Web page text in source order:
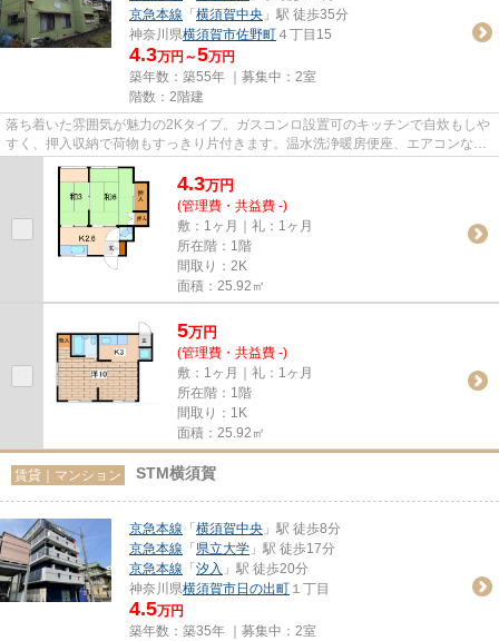
京急本線 「 横須賀中央 」駅 徒歩35分
神奈川県横須賀市佐野町 ４丁目15
4.3万円～5万円
築年数：築55年 ｜募集中： 2室
階数：2階建
落ち着いた雰囲気が魅力の2Kタイプ。ガスコンロ設置可のキッチンで自炊もしや
すく、押入収納で荷物もすっきり片付きます。温水洗浄暖房便座、エアコンな
ど、快適に暮らせる設備も整っ...
4.3万円
(管理費・共益費 -)
敷：1ヶ月｜礼：1ヶ月
所在階：1階
間取り：2K
面積：25.92㎡
5万円
(管理費・共益費 -)
敷：1ヶ月｜礼：1ヶ月
所在階：1階
間取り：1K
面積：25.92㎡
賃貸｜マンション STM横須賀
京急本線 「 横須賀中央 」駅 徒歩8分
京急本線 「 県立大学 」駅 徒歩17分
京急本線 「 汐入 」駅 徒歩20分
神奈川県横須賀市日の出町 １丁目
4.5万円
築年数：築35年 ｜募集中： 2室